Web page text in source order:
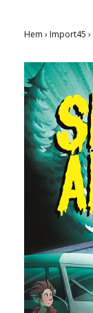
Hem › Import45 ›